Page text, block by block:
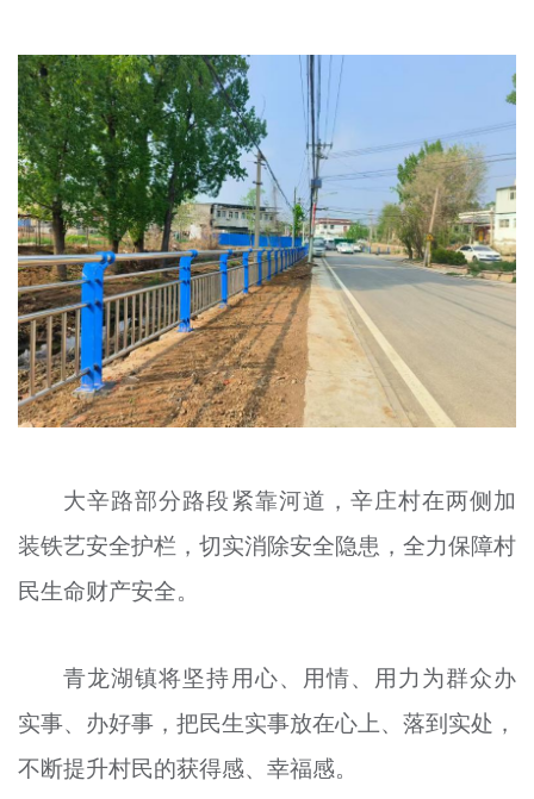
大辛路部分路段紧靠河道，辛庄村在两侧加
装铁艺安全护栏，切实消除安全隐患，全力保障村
民生命财产安全。
青龙湖镇将坚持用心、用情、用力为群众办
实事、办好事，把民生实事放在心上、落到实处，
不断提升村民的获得感、幸福感。